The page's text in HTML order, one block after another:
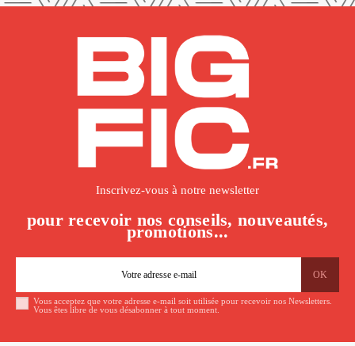
Inscrivez-vous à notre newsletter
pour recevoir nos conseils, nouveautés,
promotions...
Vous acceptez que votre adresse e-mail soit utilisée pour recevoir nos Newsletters.
Vous êtes libre de vous désabonner à tout moment.